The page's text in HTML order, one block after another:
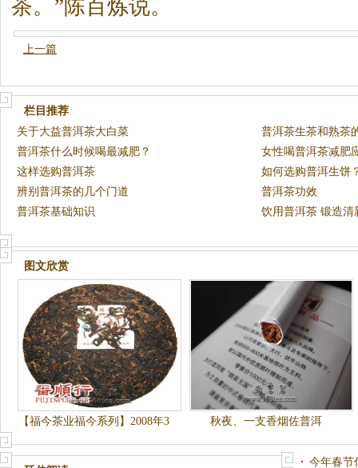
茶。”陈百炼说。
上一篇
栏目推荐
关于大益普洱茶大白菜
普洱茶生茶和熟茶
普洱茶什么时候喝最减肥？
女性喝普洱茶减肥
这样选购普洱茶
如何选购普洱生饼
辨别普洱茶的几个门道
普洱茶功效
普洱茶基础知识
饮用普洱茶 锻造清
图文欣赏
【福今茶业福今系列】2008年3
57克标准熟饼【普洱熟茶】
秋夜、一支香烟佐普洱
今年春节